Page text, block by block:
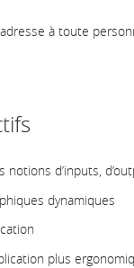
à toute
notions d’inputs,
dynamiques
plus